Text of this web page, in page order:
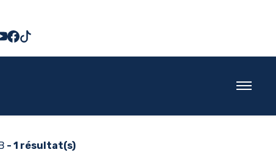
- 1 résultat(s)